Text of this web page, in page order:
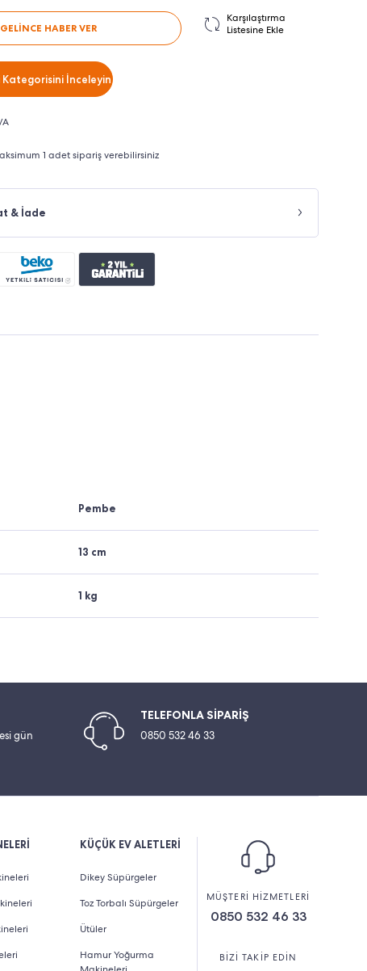
GELİNCE HABER VER
Karşılaştırma
Listesine Ekle
Kategorisini İnceleyin
1 adet sipariş verebilirsiniz
& İade
Pembe
13 cm
1 kg
gün
TELEFONLA SİPARİŞ
0850 532 46 33
KÜÇÜK EV ALETLERİ
Dikey Süpürgeler
Toz Torbalı Süpürgeler
Ütüler
Hamur Yoğurma
MÜŞTERİ HİZMETLERİ
0850 532 46 33
BİZİ TAKİP EDİN